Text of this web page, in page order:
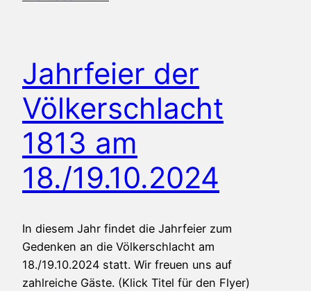
Jahrfeier der
Völkerschlacht
1813 am
18./19.10.2024
In diesem Jahr findet die Jahrfeier zum
Gedenken an die Völkerschlacht am
18./19.10.2024 statt. Wir freuen uns auf
zahlreiche Gäste. (Klick Titel für den Flyer)